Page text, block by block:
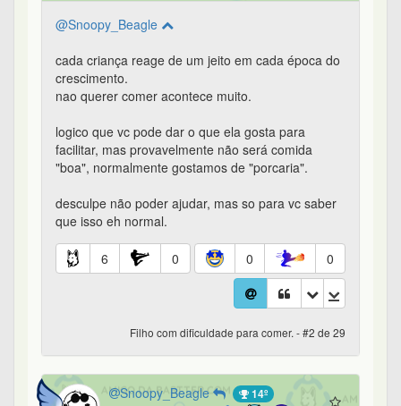
@Snoopy_Beagle
cada criança reage de um jeito em cada época do
crescimento.
nao querer comer acontece muito.
logico que vc pode dar o que ela gosta para
facilitar, mas provavelmente não será comida
"boa", normalmente gostamos de "porcaria".
desculpe não poder ajudar, mas so para vc saber
que isso eh normal.
6 0 0 0
Filho com dificuldade para comer. - #2 de 29
Snoopy_Beagle 14º